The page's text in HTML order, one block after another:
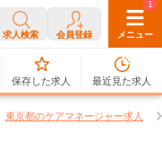
求人検索 会員登録 メニュー
0
保存した求人
1
最近見た求人
東京都のケアマネージャー求人